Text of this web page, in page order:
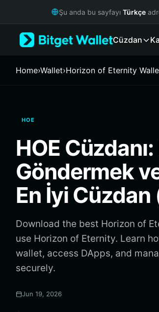
Русский
Italiano
繁體中文
Bahasa Indonesia
ภาษาไทย
Español
Português (Brasil)
Español (Argentina)
Şu anda bu sayfayı Türkçe
Cüzdan
Home›Wallet›Horizon of Eternity
HOE
HOE
Göndermek
En İyi
Download the best Horizon of
use Horizon of Eternity. Learn
wallet, access DApps, and
securely.
Jun 19, 2026